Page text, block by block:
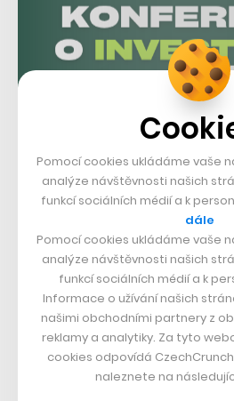
Nejúspěšnější česká firma,
uspěla, je nicméně SCS
Pomocí cookies ukládáme vaše
analýze návštěvnosti našich
funkcí sociálních médií a k
dále
Pomocí cookies ukládáme vaše
analýze návštěvnosti našich
funkcí sociálních médií a k
Informace o užívání našich
našimi obchodními partnery z
reklamy a analytiky. Za tyto
cookies odpovídá
naleznete na